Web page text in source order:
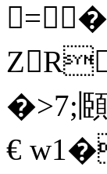
€